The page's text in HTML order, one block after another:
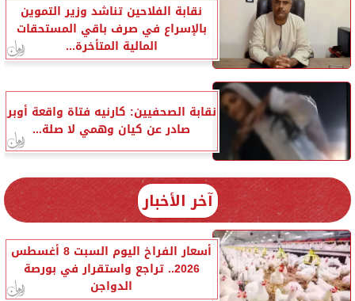
نقابة الفلاحين تناشد وزير التموين
بالإسراع في صرف باقي المستحقات
المالية المتأخرة...
نقابة الصحفيين: كارنيه فتاة واقعة أوبر
صادر عن كيان وهمي لا صلة...
آخر الأخبار
أسعار الفراخ اليوم السبت 8 أغسطس
2026.. تراجع واستقرار في بورصة
الدواجن